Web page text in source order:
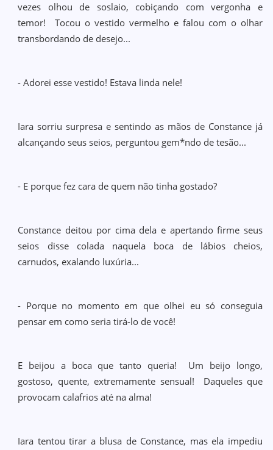
vezes olhou de soslaio, cobiçando com vergonha e
temor! Tocou o vestido vermelho e falou com o olhar
transbordando de desejo...
- Adorei esse vestido! Estava linda nele!
Iara sorriu surpresa e sentindo as mãos de Constance já
alcançando seus seios, perguntou gem*ndo de tesão...
- E porque fez cara de quem não tinha gostado?
Constance deitou por cima dela e apertando firme seus
seios disse colada naquela boca de lábios cheios,
carnudos, exalando luxúria...
- Porque no momento em que olhei eu só conseguia
pensar em como seria tirá-lo de você!
E beijou a boca que tanto queria! Um beijo longo,
gostoso, quente, extremamente sensual! Daqueles que
provocam calafrios até na alma!
Iara tentou tirar a blusa de Constance, mas ela impediu